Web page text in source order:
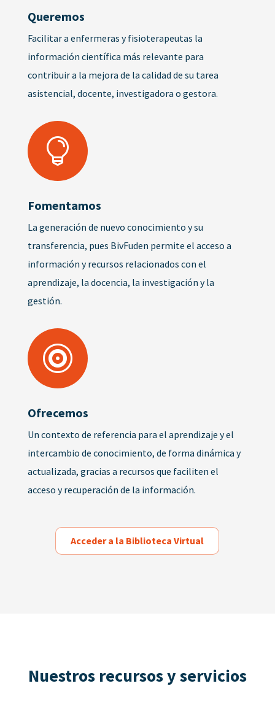
Queremos
Facilitar a enfermeras y fisioterapeutas la
información científica más relevante para
contribuir a la mejora de la calidad de su tarea
asistencial, docente, investigadora o gestora.

Fomentamos
La generación de nuevo conocimiento y su
transferencia, pues BivFuden permite el acceso a
información y recursos relacionados con el
aprendizaje, la docencia, la investigación y la
gestión.

Ofrecemos
Un contexto de referencia para el aprendizaje y el
intercambio de conocimiento, de forma dinámica y
actualizada, gracias a recursos que faciliten el
acceso y recuperación de la información.
Acceder a la Biblioteca Virtual
Nuestros recursos y servicios